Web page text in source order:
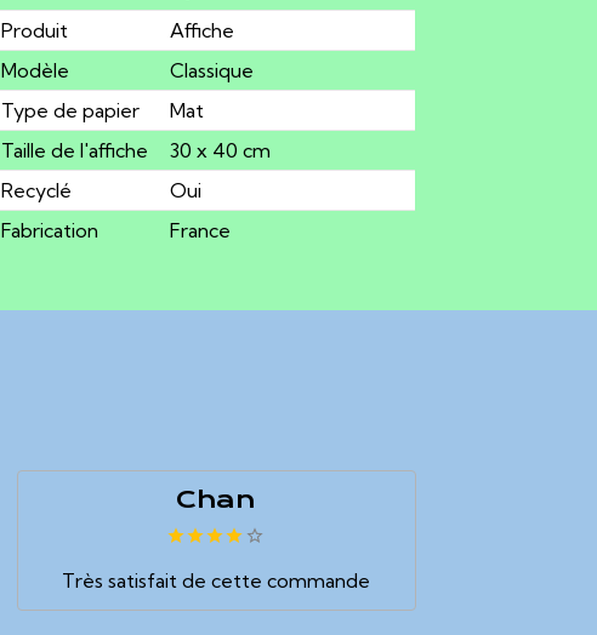
Produit
Affiche
Modèle
Classique
Type de papier
Mat
Taille de l'affiche
30 x 40 cm
Recyclé
Oui
Fabrication
France
Chan
Très satisfait de cette commande